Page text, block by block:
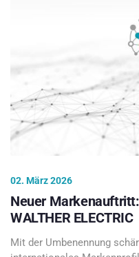
02. März 2026
Neuer Markenauftritt:
WALTHER ELECTRIC
Mit der Umbenennung